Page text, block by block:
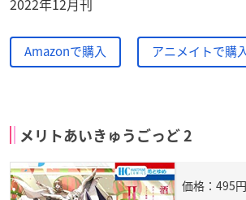
2022年12月刊
Amazonで購入 アニメイトで購
メリトあいきゅうごっど 2
価格：495